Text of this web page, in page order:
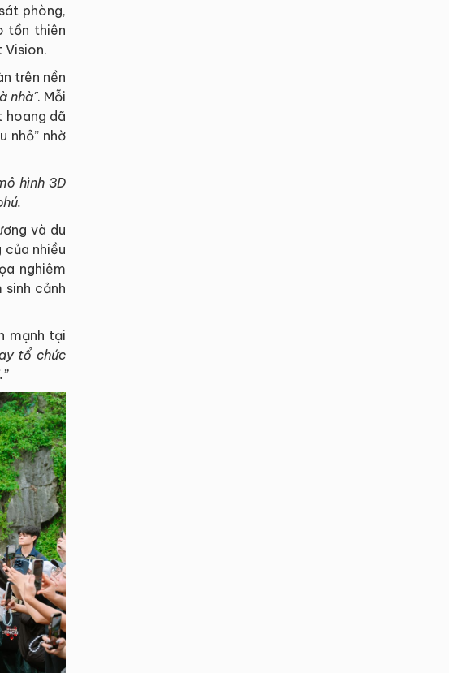
phòng,
tồn thiên
Vision.
trên nền
nhà". Mỗi
hoang dã
nhỏ” nhờ
hình 3D
và du
nhiều
nghiêm
cảnh
mạnh tại
tổ chức